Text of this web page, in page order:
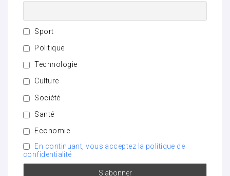
Sport
Politique
Technologie
Culture
Société
Santé
Economie
En continuant, vous acceptez la politique de
confidentialité